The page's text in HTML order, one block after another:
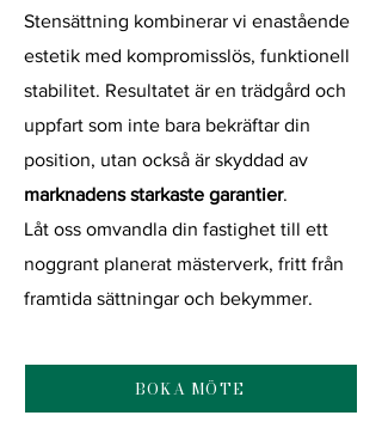
Stensättning kombinerar vi enastående
estetik med kompromisslös, funktionell
stabilitet. Resultatet är en trädgård och
uppfart som inte bara bekräftar din
position, utan också är skyddad av
marknadens starkaste garantier.
Låt oss omvandla din fastighet till ett
noggrant planerat mästerverk, fritt från
framtida sättningar och bekymmer.
BOKA MÖTE